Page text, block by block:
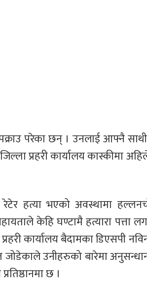
पक्राउ परेका छन् । उनलाई आफ्नै
प्रहरी कार्यालय कास्कीमा
हत्या भएको अवस्थामा
केहि घण्टामै हत्यारा पत्ता
कार्यालय बैदामका डिएसपी
उनीहरुको बारेमा
छ ।